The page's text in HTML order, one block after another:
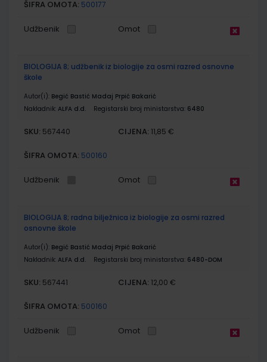
ŠIFRA OMOTA: 500177
Udžbenik Omot
BIOLOGIJA 8; udžbenik iz biologije za osmi razred osnovne
škole
Autor(i): Begić Bastić Madaj Prpić Bakarić
Nakladnik: ALFA d.d. Registarski broj ministarstva: 6480
SKU: 567440 CIJENA: 11,85 €
ŠIFRA OMOTA: 500160
Udžbenik Omot
BIOLOGIJA 8; radna bilježnica iz biologije za osmi razred
osnovne škole
Autor(i): Begić Bastić Madaj Prpić Bakarić
Nakladnik: ALFA d.d. Registarski broj ministarstva: 6480-DOM
SKU: 567441 CIJENA: 12,00 €
ŠIFRA OMOTA: 500160
Udžbenik Omot